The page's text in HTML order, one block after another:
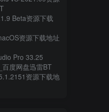
Beta资源下载
资源下载地址
Pro 33.25
度网盘迅雷BT
资源下载地